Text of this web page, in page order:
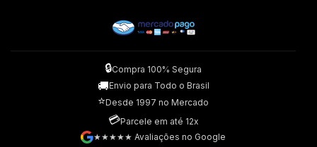
🔒Compra 100% Segura
🚚Envio para Todo o Brasil
⭐Desde 1997 no Mercado
💳Parcele em até 12x
★★★★★ Avaliações no Google